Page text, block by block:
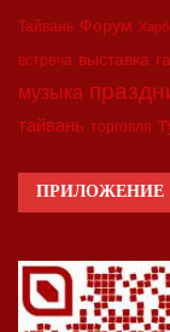
Тайвань Форум
встреча выставка
музыка
тайвань торговля
ПРИЛОЖЕНИЕ